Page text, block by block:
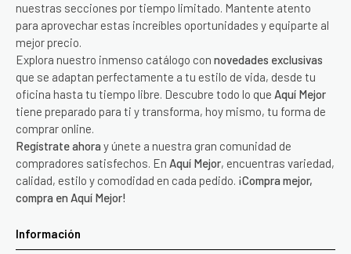
nuestras secciones por tiempo limitado. Mantente atento
para aprovechar estas increíbles oportunidades y equiparte al
mejor precio.
Explora nuestro inmenso catálogo con novedades exclusivas
que se adaptan perfectamente a tu estilo de vida, desde tu
oficina hasta tu tiempo libre. Descubre todo lo que Aquí Mejor
tiene preparado para ti y transforma, hoy mismo, tu forma de
comprar online.
Regístrate ahora y únete a nuestra gran comunidad de
compradores satisfechos. En Aquí Mejor, encuentras variedad,
calidad, estilo y comodidad en cada pedido. ¡Compra mejor,
compra en Aquí Mejor!
Información